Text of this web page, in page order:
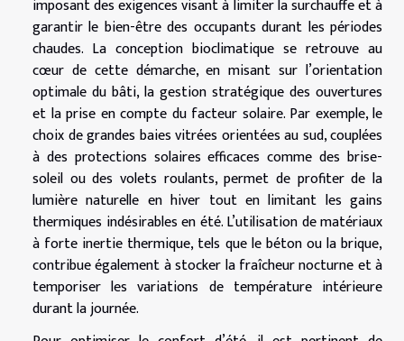
imposant des exigences visant à limiter la surchauffe et à
garantir le bien-être des occupants durant les périodes
chaudes. La conception bioclimatique se retrouve au
cœur de cette démarche, en misant sur l’orientation
optimale du bâti, la gestion stratégique des ouvertures
et la prise en compte du facteur solaire. Par exemple, le
choix de grandes baies vitrées orientées au sud, couplées
à des protections solaires efficaces comme des brise-
soleil ou des volets roulants, permet de profiter de la
lumière naturelle en hiver tout en limitant les gains
thermiques indésirables en été. L’utilisation de matériaux
à forte inertie thermique, tels que le béton ou la brique,
contribue également à stocker la fraîcheur nocturne et à
temporiser les variations de température intérieure
durant la journée.